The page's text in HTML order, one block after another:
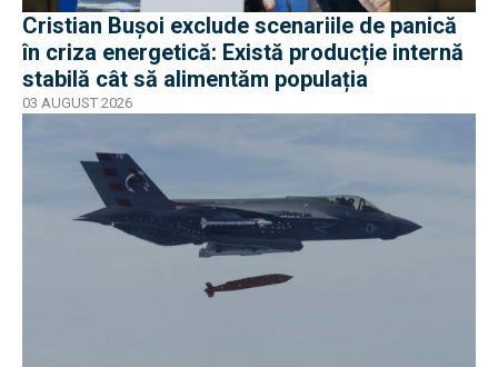
Cristian Bușoi exclude scenariile de panică
în criza energetică: Există producție internă
stabilă cât să alimentăm populația
03 AUGUST 2026